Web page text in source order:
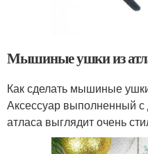
Мышиные ушки из
Как сделать мышиные
Аксессуар выполненный
атласа выглядит очень